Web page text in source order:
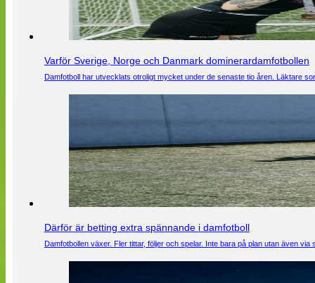
Varför Sverige, Norge och Danmark dominerardamfotbollen
Damfotboll har utvecklats otroligt mycket under de senaste tio åren. Läktare
Därför är betting extra spännande i damfotboll
Damfotbollen växer. Fler tittar, följer och spelar. Inte bara på plan utan även